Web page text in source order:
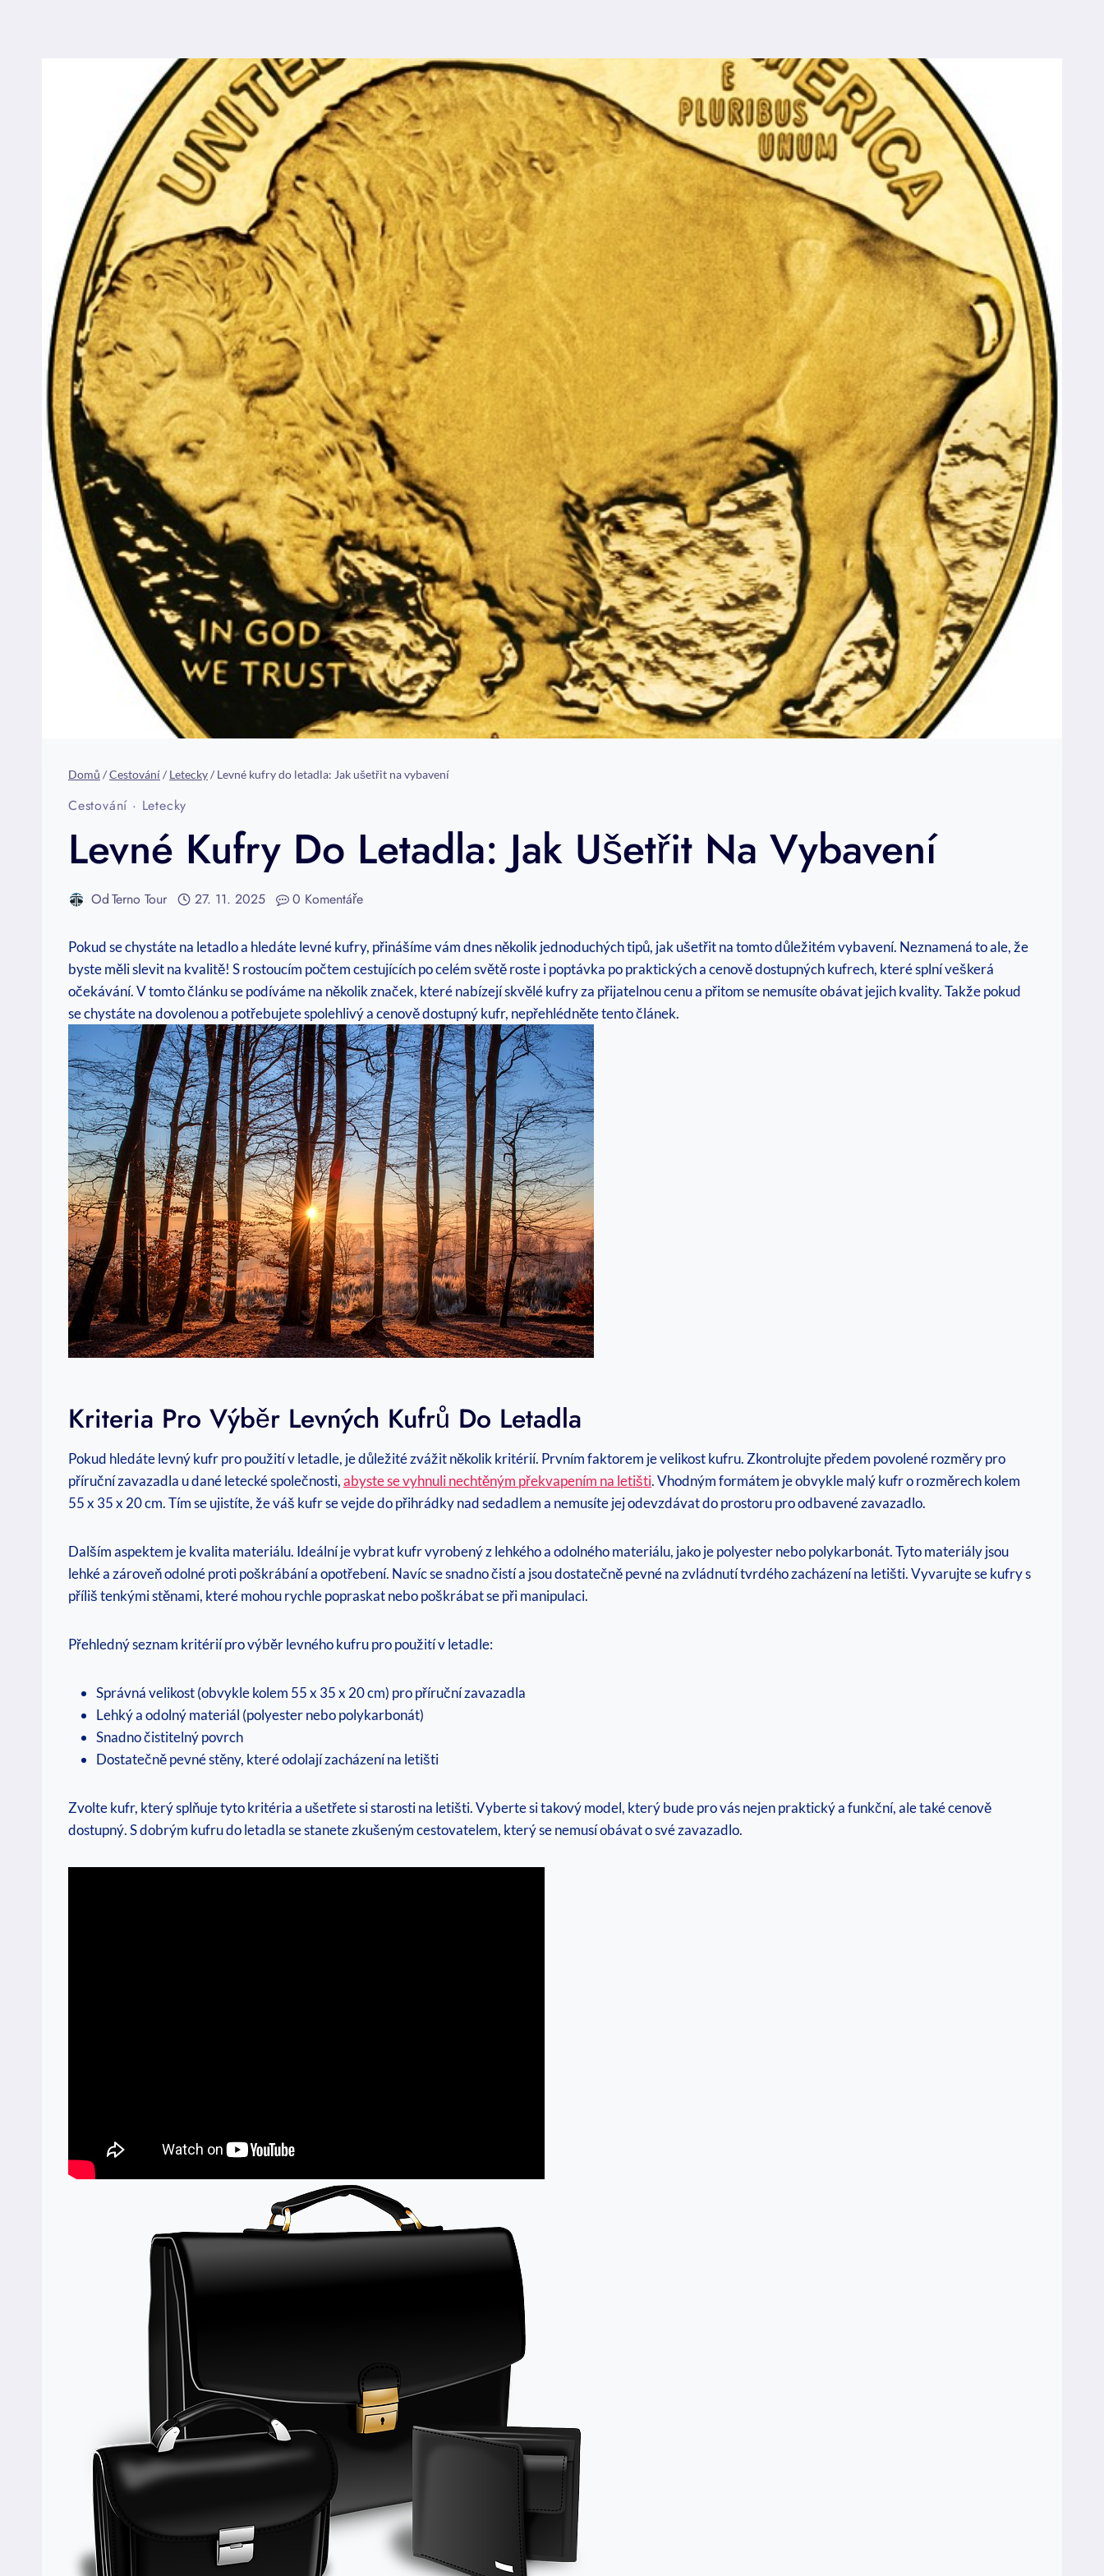
Domů /Cestování/ Letecky/ Levné kufry do letadla: Jak ušetřit na vybavení
Cestování · Letecky
Levné Kufry Do Letadla: Jak Ušetřit Na Vybavení
OdTerno Tour 27. 11. 2025 0 Komentáře
Pokud se chystáte na letadlo a hledáte levné kufry, přinášíme vám dnes několik jednoduchých tipů, jak ušetřit na tomto důležitém vybavení. Neznamená to ale, že
byste měli slevit na kvalitě! S rostoucím počtem cestujících po celém světě roste i poptávka po praktických a cenově dostupných kufrech, které splní veškerá
očekávání. V tomto článku se podíváme na několik značek, které nabízejí skvělé kufry za přijatelnou cenu a přitom se nemusíte obávat jejich kvality. Takže pokud
se chystáte na dovolenou a potřebujete spolehlivý a cenově dostupný kufr, nepřehlédněte tento článek.
Kriteria Pro Výběr Levných Kufrů Do Letadla
Pokud hledáte levný kufr pro použití v letadle, je důležité zvážit několik kritérií. Prvním faktorem je velikost kufru. Zkontrolujte předem povolené rozměry pro
příruční zavazadla u dané letecké společnosti,abyste se vyhnuli nechtěným překvapením na letišti. Vhodným formátem je obvykle malý kufr o rozměrech kolem
55 x 35 x 20 cm. Tím se ujistíte, že váš kufr se vejde do přihrádky nad sedadlem a nemusíte jej odevzdávat do prostoru pro odbavené zavazadlo.
Dalším aspektem je kvalita materiálu. Ideální je vybrat kufr vyrobený z lehkého a odolného materiálu, jako je polyester nebo polykarbonát. Tyto materiály jsou
lehké a zároveň odolné proti poškrábání a opotřebení. Navíc se snadno čistí a jsou dostatečně pevné na zvládnutí tvrdého zacházení na letišti. Vyvarujte se kufry s
příliš tenkými stěnami, které mohou rychle popraskat nebo poškrábat se při manipulaci.
Přehledný seznam kritérií pro výběr levného kufru pro použití v letadle:
Správná velikost (obvykle kolem 55 x 35 x 20 cm) pro příruční zavazadla
Lehký a odolný materiál (polyester nebo polykarbonát)
Snadno čistitelný povrch
Dostatečně pevné stěny, které odolají zacházení na letišti
Zvolte kufr, který splňuje tyto kritéria a ušetřete si starosti na letišti. Vyberte si takový model, který bude pro vás nejen praktický a funkční, ale také cenově
dostupný. S dobrým kufru do letadla se stanete zkušeným cestovatelem, který se nemusí obávat o své zavazadlo.